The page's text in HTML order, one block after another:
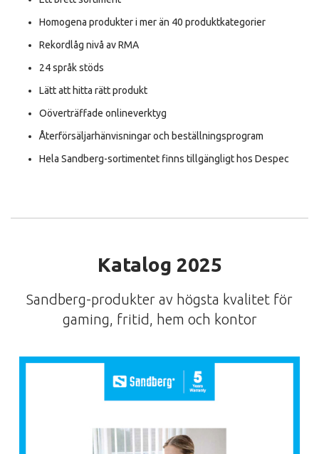
Homogena produkter i mer än 40 produktkategorier
Rekordlåg nivå av RMA
24 språk stöds
Lätt att hitta rätt produkt
Oöverträffade onlineverktyg
Återförsäljarhänvisningar och beställningsprogram
Hela Sandberg-sortimentet finns tillgängligt hos Despec
Katalog 2025
Sandberg-produkter av högsta kvalitet för
gaming, fritid, hem och kontor